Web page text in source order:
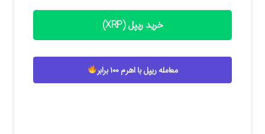
خرید ریپل (XRP)
معامله ریپل با اهرم ۱۰۰ برابر